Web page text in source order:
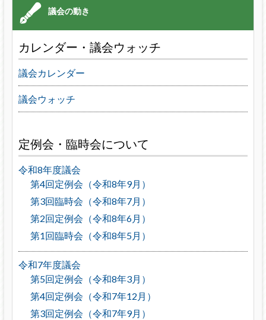
カレンダー・議会ウォッチ
議会カレンダー
議会ウォッチ
定例会・臨時会について
令和8年度議会
第4回定例会（令和8年9月）
第3回臨時会（令和8年7月）
第2回定例会（令和8年6月）
第1回臨時会（令和8年5月）
令和7年度議会
第5回定例会（令和8年3月）
第4回定例会（令和7年12月）
第3回定例会（令和7年9月）